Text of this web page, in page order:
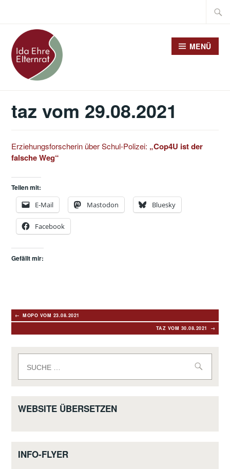
springen
Suche
MENÜ
taz vom 29.08.2021
Erziehungsforscherin über Schul-Polizei: „Cop4U ist der
falsche Weg“
Teilen mit:
E-Mail
Mastodon Bluesky
Facebook
Gefällt mir:
Beitragsnavigation
MOPO VOM 23.08.2021
TAZ VOM 30.08.2021
Suche
nach:
WEBSITE ÜBERSETZEN
INFO-FLYER